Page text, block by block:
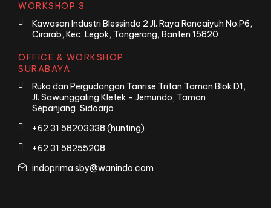
WORKSHOP 3
Kawasan Industri Blessindo 2 Jl. Raya Rancaiyuh No.P6,
Cirarab, Kec. Legok, Tangerang, Banten 15820
OFFICE & WORKSHOP
SURABAYA
Ruko dan Pergudangan Tanrise Tritan Taman Blok D1,
Jl. Sawunggaling Kletek – Jemundo, Taman
Sepanjang, Sidoarjo
+62 31 58203338 (hunting)
+62 31 58255208
indoprima.sby@wanindo.com